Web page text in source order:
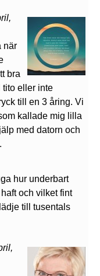
när
bra
tito eller inte
till en 3 åring. Vi
kallade mig lilla
med datorn och
hur underbart
och vilket fint
till tusentals